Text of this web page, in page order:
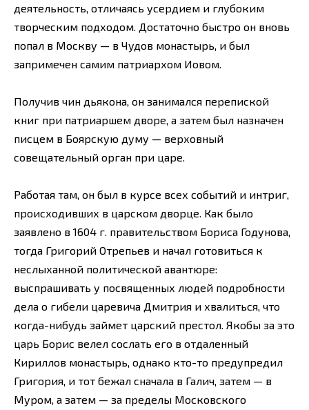
деятельность, отличаясь усердием и глубоким
творческим подходом. Достаточно быстро он вновь
попал в Москву — в Чудов монастырь, и был
запримечен самим патриархом Иовом.
Получив чин дьякона, он занимался перепиской
книг при патриаршем дворе, а затем был назначен
писцем в Боярскую думу — верховный
совещательный орган при царе.
Работая там, он был в курсе всех событий и интриг,
происходивших в царском дворце. Как было
заявлено в 1604 г. правительством Бориса Годунова,
тогда Григорий Отрепьев и начал готовиться к
неслыханной политической авантюре:
выспрашивать у посвященных людей подробности
дела о гибели царевича Дмитрия и хвалиться, что
когда-нибудь займет царский престол. Якобы за это
царь Борис велел сослать его в отдаленный
Кириллов монастырь, однако кто-то предупредил
Григория, и тот бежал сначала в Галич, затем — в
Муром, а затем — за пределы Московского